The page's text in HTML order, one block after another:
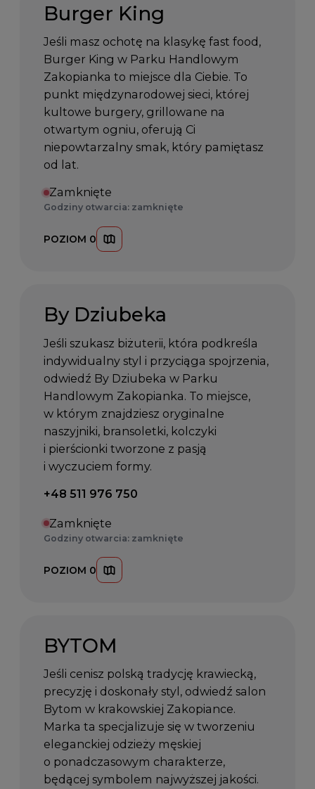
Burger King
Jeśli masz ochotę na klasykę fast food,
Burger King w Parku Handlowym
Zakopianka to miejsce dla Ciebie. To
punkt międzynarodowej sieci, której
kultowe burgery, grillowane na
otwartym ogniu, oferują Ci
niepowtarzalny smak, który pamiętasz
od lat.
Zamknięte
Godziny otwarcia: zamknięte
POZIOM 0
By Dziubeka
Jeśli szukasz biżuterii, która podkreśla
indywidualny styl i przyciąga spojrzenia,
odwiedź By Dziubeka w Parku
Handlowym Zakopianka. To miejsce,
w którym znajdziesz oryginalne
naszyjniki, bransoletki, kolczyki
i pierścionki tworzone z pasją
i wyczuciem formy.
Telefon kontaktowy:
+48 511 976 750
Zamknięte
Godziny otwarcia: zamknięte
POZIOM 0
BYTOM
Jeśli cenisz polską tradycję krawiecką,
precyzję i doskonały styl, odwiedź salon
Bytom w krakowskiej Zakopiance.
Marka ta specjalizuje się w tworzeniu
eleganckiej odzieży męskiej
o ponadczasowym charakterze,
będącej symbolem najwyższej jakości.